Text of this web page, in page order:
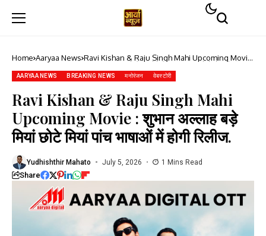
Home Aaryaa News Ravi Kishan & Raju Singh Mahi Upcoming Movie
AARYAA NEWS BREAKING NEWS मनोरंजन वेबस्टोरी
Ravi Kishan & Raju Singh Mahi
Upcoming Movie : शुभान अल्लाह बड़े
मियां छोटे मियां पांच भाषाओं में होगी रिलीज.
Yudhishthir Mahato July 5, 2026 1 Mins Read
Share